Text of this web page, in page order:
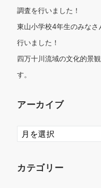
調査を行いました！
東山小学校4年生のみな
行いました！
四万十川流域の文化的景
す。
アーカイブ
ア
ー
ブ
カテゴリー